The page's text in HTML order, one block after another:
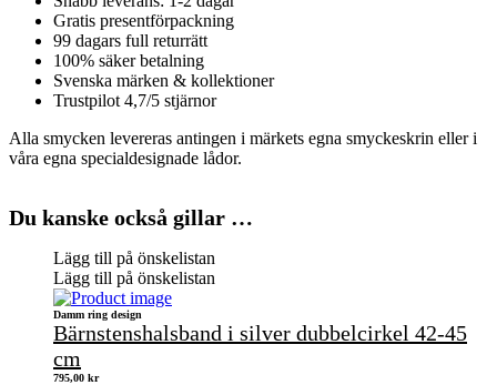
Gratis presentförpackning
99 dagars full returrätt
100% säker betalning
Svenska märken & kollektioner
Trustpilot 4,7/5 stjärnor
Alla smycken levereras antingen i märkets egna smyckeskrin eller i
våra egna specialdesignade lådor.
Du kanske också gillar …
Lägg till på önskelistan
Lägg till på önskelistan
Damm ring design
Bärnstenshalsband i silver dubbelcirkel 42-45
cm
795,00 kr